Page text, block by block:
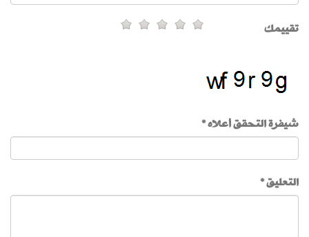
تقييمك
شيفرة التحقق أعلاه *
التعليق *